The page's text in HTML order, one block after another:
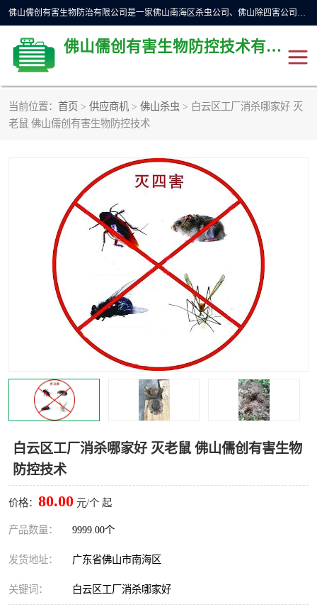
佛山儒创有害生物防治有限公司是一家佛山南海区杀虫公司、佛山除四害公司、佛山灭白蚁公司、佛山白蚁防治公司，让您远离虫害困扰。要问佛山白蚁防治哪家好？佛山儒创有害生物防治有限公司全佛山、广州，正规公司，上门勘查，可靠，售后有保障。
佛山儒创有害生物防控技术有限公司
当前位置： 首页 > 供应商机 > 佛山杀虫 > 白云区工厂消杀哪家好 灭
老鼠 佛山儒创有害生物防控技术
白云区工厂消杀哪家好 灭老鼠 佛山儒创有害生物
防控技术
价格： 80.00 元/个 起
产品数量： 9999.00个
发货地址： 广东省佛山市南海区
关键词： 白云区工厂消杀哪家好
除四害公司
佛山白蚁防治公司
佛山灭白蚁公司 佛山杀虫公司
佛山除四害公司 灭鼠
灭蜱虫
灭跳蚤
灭蟑螂
果蝇防治
害虫防治